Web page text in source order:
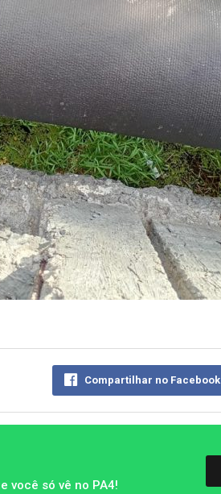
Compartilhar no Facebook
você só vê no PA4!